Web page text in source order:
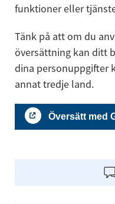
funktioner eller
Tänk på att om du
översättning kan ditt
dina personuppgifter
annat tredje land.
Översätt med